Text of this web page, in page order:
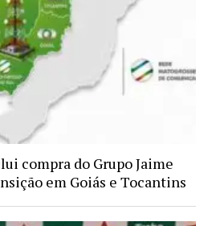
compra do Grupo Jaime
em Goiás e Tocantins